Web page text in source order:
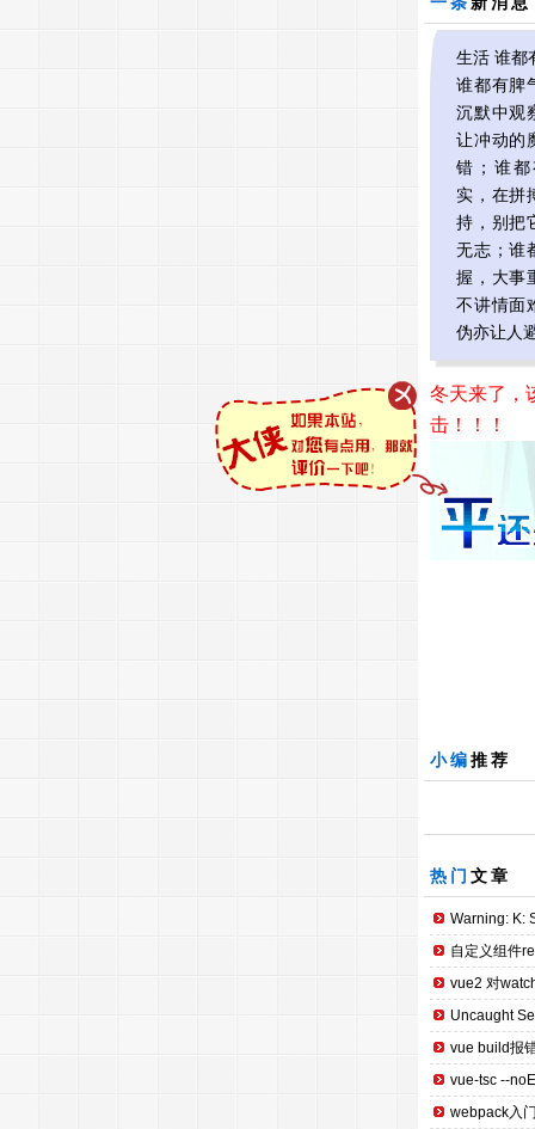
生活 谁都
谁都有脾
沉默中观
让冲动的
错；谁
实，在拼
持，别把
无志；谁
握，大事
不讲情面
伪亦让人
冬天来了，
击！！！
小编推荐
热门 文章
Warning: K:
自定义组件
vue2 对
Uncaught
vue build报
vue-tsc --
webpack入